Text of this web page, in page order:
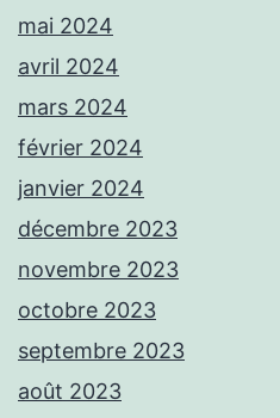
mai 2024
avril 2024
mars 2024
février 2024
janvier 2024
décembre 2023
novembre 2023
octobre 2023
septembre 2023
août 2023